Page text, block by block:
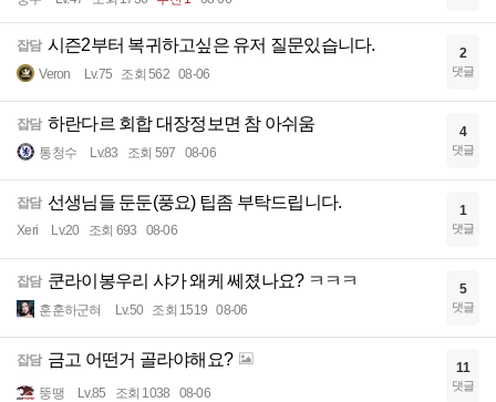
잡담 시즌2부터 복귀하고싶은 유저 질문있습니다.
Veron Lv.75 조회 562 08-06
2
댓글
잡담 하란다르 회합 대장정보면 참 아쉬움
통청수 Lv.83 조회 597 08-06
4
댓글
잡담 선생님들 둔둔(풍요) 팁좀 부탁드립니다.
Xeri Lv.20 조회 693 08-06
1
댓글
잡담 쿤라이봉우리 샤가 왜케 쎄졌나요? ㅋㅋㅋ
훈훈하군혀 Lv.50 조회 1519 08-06
5
댓글
잡담 금고 어떤거 골라야해요?
뚱땡 Lv.85 조회 1038 08-06
11
댓글